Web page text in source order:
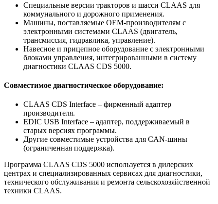
Специальные версии тракторов и шасси CLAAS для
коммунального и дорожного применения.
Машины, поставляемые OEM-производителям с
электронными системами CLAAS (двигатель,
трансмиссия, гидравлика, управление).
Навесное и прицепное оборудование с электронными
блоками управления, интегрированными в систему
диагностики CLAAS CDS 5000.
Совместимое диагностическое оборудование:
CLAAS CDS Interface – фирменный адаптер
производителя.
EDIC USB Interface – адаптер, поддерживаемый в
старых версиях программы.
Другие совместимые устройства для CAN-шины
(ограниченная поддержка).
Программа CLAAS CDS 5000 используется в дилерских
центрах и специализированных сервисах для диагностики,
технического обслуживания и ремонта сельскохозяйственной
техники CLAAS.